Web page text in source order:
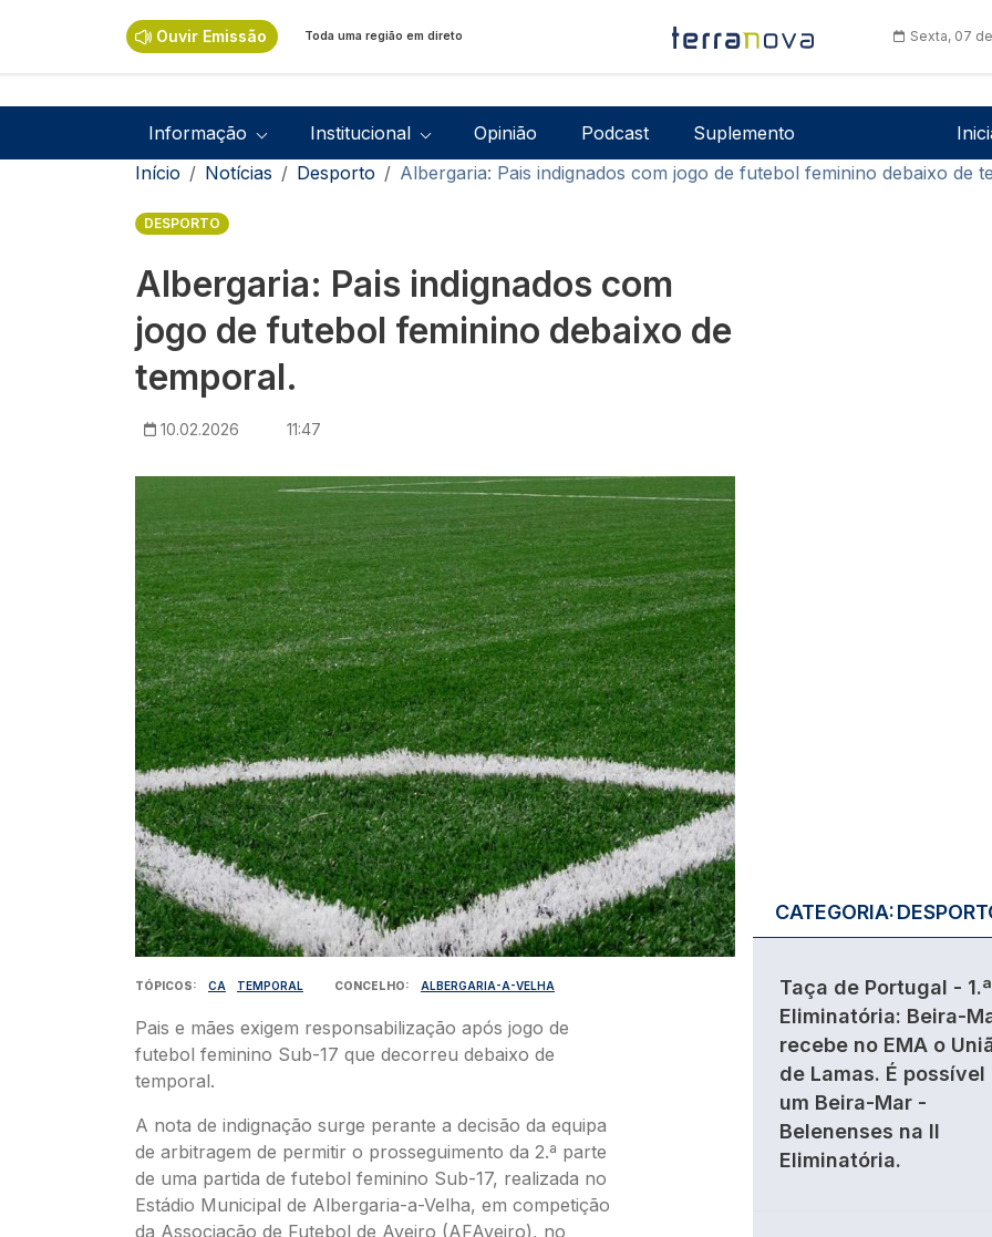
Ouvir Emissão Toda uma região em direto Sexta, 07
Navegação principal
Informação Institucional Opinião Podcast Suplemento
Navegação estrutural
Início Notícias Desporto Albergaria: Pais indignados com jogo de futebol feminino debaixo de
DESPORTO
Albergaria: Pais indignados com
jogo de futebol feminino debaixo de
temporal.
10.02.2026 11:47
TÓPICOS CA TEMPORAL CONCELHO ALBERGARIA-A-VELHA
Pais e mães exigem responsabilização após jogo de
futebol feminino Sub-17 que decorreu debaixo de
temporal.
A nota de indignação surge perante a decisão da equipa
de arbitragem de permitir o prosseguimento da 2.ª parte
de uma partida de futebol feminino Sub-17, realizada no
Estádio Municipal de Albergaria-a-Velha, em competição
da Associação de Futebol de Aveiro (AFAveiro), no
CATEGORIA:
Taça de Portugal - 1.ª
Eliminatória: Beira-
recebe no EMA o
de Lamas. É possível
um Beira-Mar -
Belenenses na II
Eliminatória.